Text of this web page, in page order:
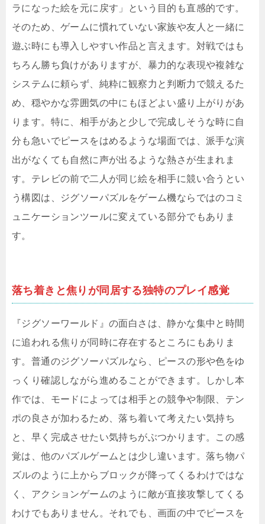
ラになった絵を元に戻す」という目的も直感的です。
そのため、ゲームに慣れていない家族や友人と一緒に
遊ぶ時にも導入しやすい作品と言えます。対戦ではも
ちろん勝ち負けがありますが、暴力的な表現や複雑な
システムに頼らず、純粋に観察力と判断力で競えるた
め、穏やかな雰囲気の中にもほどよい盛り上がりがあ
ります。特に、相手があと少しで完成しそうな時に自
分も急いでピースをはめるような場面では、派手な演
出がなくても自然に声が出るような熱さが生まれま
す。テレビの前で二人が同じ絵を相手に競い合うとい
う構図は、ジグソーパズルをゲーム機ならではのコミ
ュニケーションツールに変えている部分でもありま
す。
落ち着きと焦りが同居する独特のプレイ感覚
『ジグソーワールド』の面白さは、静かな集中と時間
に追われる焦りが同時に存在するところにもありま
す。普通のジグソーパズルなら、ピースの形や色をゆ
っくり確認しながら進めることができます。しかし本
作では、モードによっては相手との競争や制限、テン
ポの良さが加わるため、落ち着いて考えたい気持ち
と、早く完成させたい気持ちがぶつかります。この感
覚は、他のパズルゲームとは少し違います。落ち物パ
ズルのように上からブロックが降ってくるわけではな
く、アクションゲームのように敵が直接攻撃してくる
わけでもありません。それでも、画面の中でピースを